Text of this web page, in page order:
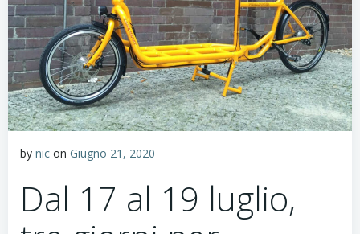
by nic on Giugno 21, 2020
Dal 17 al 19 luglio,